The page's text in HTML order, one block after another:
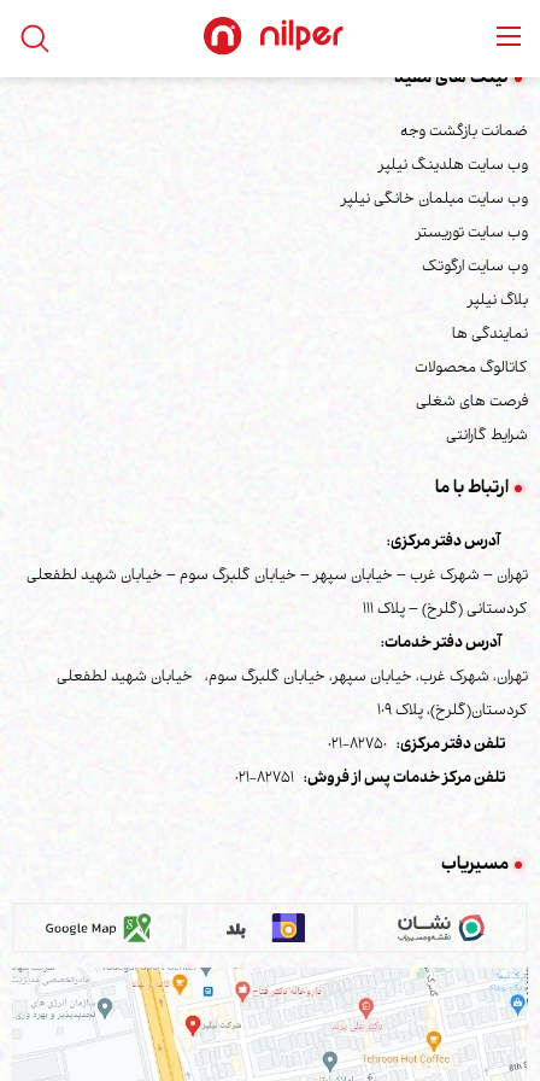
لینک های مفید
ضمانت بازگشت وجه
وب سایت هلدینگ نیلپر
وب سایت مبلمان خانگی نیلپر
وب سایت توریستر
وب سایت ارگوتک
بلاگ نیلپر
نمایندگی ها
کاتالوگ محصولات
فرصت های شغلی
شرایط گارانتی
ارتباط با ما
آدرس دفتر مرکزی:
تهران – شهرک غرب – خیابان سپهر – خیابان گلبرگ سوم – خیابان شهید لطفعلی
کردستانی (گلرخ) – پلاک 111
آدرس دفتر خدمات:
تهران، شهرک غرب، خیابان سپهر، خیابان گلبرگ سوم، خیابان شهید لطفعلی
کردستان(گلرخ)، پلاک 109
تلفن دفتر مرکزی: 82750-021
تلفن مرکز خدمات پس از فروش: 82751-021
مسیریاب